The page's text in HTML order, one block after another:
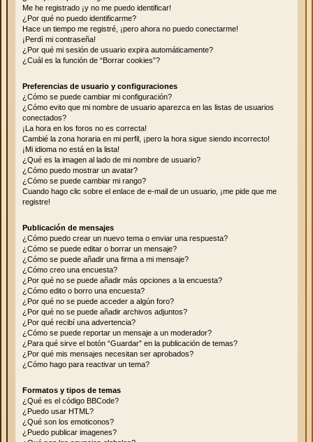
Me he registrado ¡y no me puedo identificar!
¿Por qué no puedo identificarme?
Hace un tiempo me registré, ¡pero ahora no puedo conectarme!
¡Perdí mi contraseña!
¿Por qué mi sesión de usuario expira automáticamente?
¿Cuál es la función de “Borrar cookies”?
Preferencias de usuario y configuraciones
¿Cómo se puede cambiar mi configuración?
¿Cómo evito que mi nombre de usuario aparezca en las listas de usuarios
conectados?
¡La hora en los foros no es correcta!
Cambié la zona horaria en mi perfil, ¡pero la hora sigue siendo incorrecto!
¡Mi idioma no está en la lista!
¿Qué es la imagen al lado de mi nombre de usuario?
¿Cómo puedo mostrar un avatar?
¿Cómo se puede cambiar mi rango?
Cuando hago clic sobre el enlace de e-mail de un usuario, ¡me pide que me
registre!
Publicación de mensajes
¿Cómo puedo crear un nuevo tema o enviar una respuesta?
¿Cómo se puede editar o borrar un mensaje?
¿Cómo se puede añadir una firma a mi mensaje?
¿Cómo creo una encuesta?
¿Por qué no se puede añadir más opciones a la encuesta?
¿Cómo edito o borro una encuesta?
¿Por qué no se puede acceder a algún foro?
¿Por qué no se puede añadir archivos adjuntos?
¿Por qué recibí una advertencia?
¿Cómo se puede reportar un mensaje a un moderador?
¿Para qué sirve el botón “Guardar” en la publicación de temas?
¿Por qué mis mensajes necesitan ser aprobados?
¿Cómo hago para reactivar un tema?
Formatos y tipos de temas
¿Qué es el código BBCode?
¿Puedo usar HTML?
¿Qué son los emoticonos?
¿Puedo publicar imagenes?